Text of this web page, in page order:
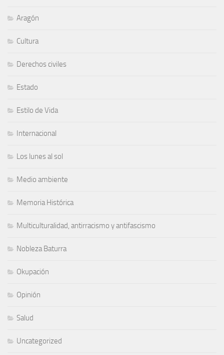
Aragón
Cultura
Derechos civiles
Estado
Estilo de Vida
Internacional
Los lunes al sol
Medio ambiente
Memoria Histórica
Multiculturalidad, antirracismo y antifascismo
Nobleza Baturra
Okupación
Opinión
Salud
Uncategorized